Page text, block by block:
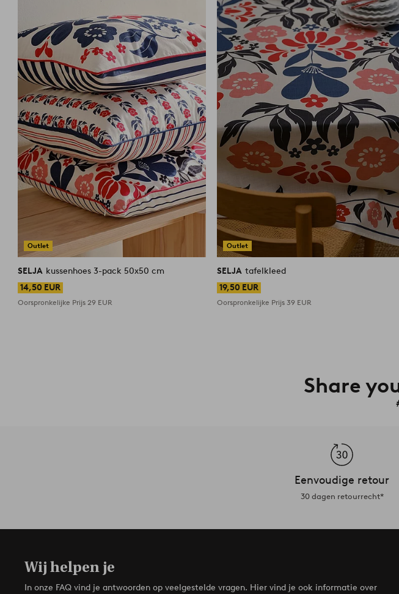
Outlet
favorieten
SELJA kussenhoes 3-pack 50x50 cm
14,50 EUR
Oorspronkelijke Prijs 29 EUR
Outlet
SELJA tafelkleed
19,50 EUR
Oorspronkelijke Prijs39 EUR
Share
Eenvoudige retour
30 dagen retourrecht*
Wij helpen je
In onze FAQ vind je antwoorden op veelgestelde vragen. Hier vind je ook informatie over